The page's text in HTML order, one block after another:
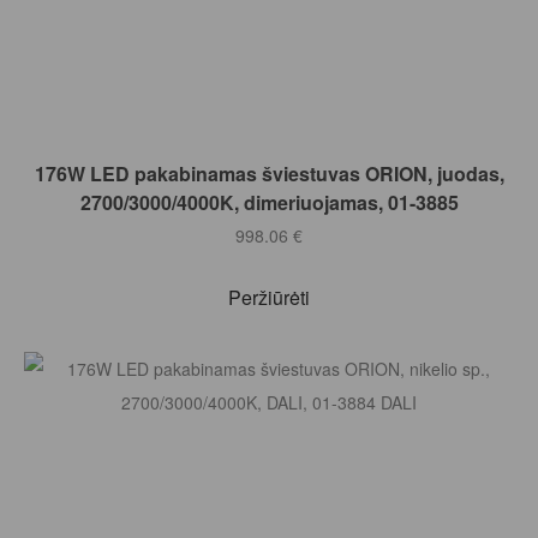
Į KREPŠELĮ
176W LED pakabinamas šviestuvas ORION, juodas,
2700/3000/4000K, dimeriuojamas, 01-3885
998.06 €
Peržiūrėti